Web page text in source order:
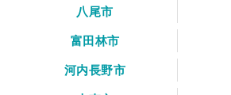
八尾市
富田林市
河内長野市